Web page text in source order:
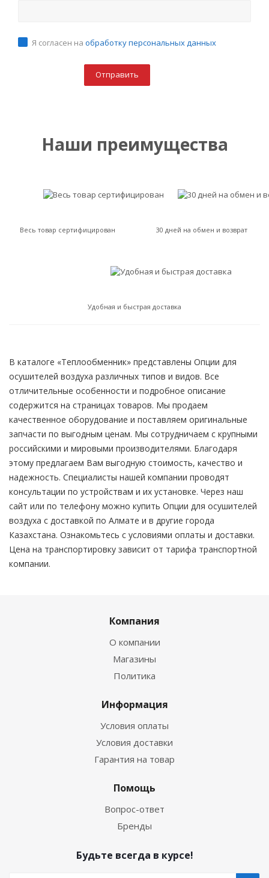
Я согласен на обработку персональных данных
Наши преимущества
Весь товар сертифицирован 30 дней на обмен и возврат
Удобная и быстрая доставка
В каталоге «Теплообменник» представлены Опции для
осушителей воздуха различных типов и видов. Все
отличительные особенности и подробное описание
содержится на страницах товаров. Мы продаем
качественное оборудование и поставляем оригинальные
запчасти по выгодным ценам. Мы сотрудничаем с крупными
российскими и мировыми производителями. Благодаря
этому предлагаем Вам выгодную стоимость, качество и
надежность. Специалисты нашей компании проводят
консультации по устройствам и их установке. Через наш
сайт или по телефону можно купить Опции для осушителей
воздуха с доставкой по Алмате и в другие города
Казахстана. Ознакомьтесь с условиями оплаты и доставки.
Цена на транспортировку зависит от тарифа транспортной
компании.
Компания
О компании
Магазины
Политика
Информация
Условия оплаты
Условия доставки
Гарантия на товар
Помощь
Вопрос-ответ
Бренды
Будьте всегда в курсе!